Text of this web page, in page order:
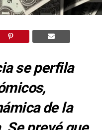
se perfila
de la